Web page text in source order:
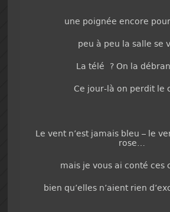
une poignée encore
peu à peu la salle se
La télé ? On la
Ce jour-là on perdit le
Le vent n’est jamais bleu – le
rose…
mais je vous ai conté ces
bien qu’elles n’aient rien